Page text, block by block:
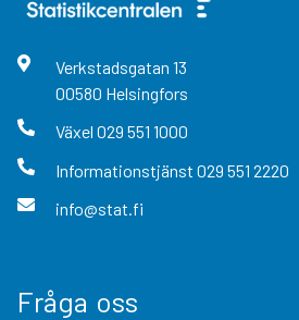
Verkstadsgatan 13
00580 Helsingfors
Växel 029 551 1000
Informationstjänst 029 551 2220
info@stat.fi
Fråga oss